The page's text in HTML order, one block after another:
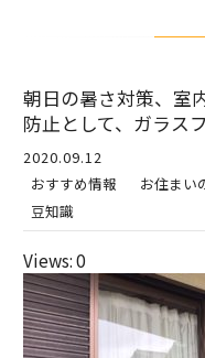
朝日の暑さ対策、室
防止として、ガラス
2020.09.12
おすすめ情報
お住まい
豆知識
Views: 0